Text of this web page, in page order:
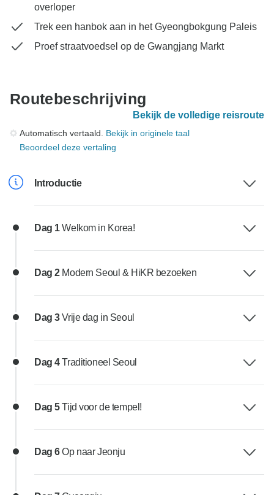
overloper
Trek een hanbok aan in het Gyeongbokgung Paleis
Proef straatvoedsel op de Gwangjang Markt
Routebeschrijving
Bekijk de volledige reisroute
Automatisch vertaald. Bekijk in originele taal
Beoordeel deze vertaling
Introductie
Dag 1Welkom in Korea!
Dag 2 Modern Seoul & HiKR bezoeken
Dag 3Vrije dag in Seoul
Dag 4Traditioneel Seoul
Dag 5Tijd voor de tempel!
Dag 6Op naar Jeonju